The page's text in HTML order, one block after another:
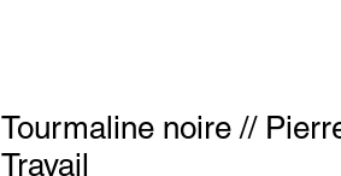
Tourmaline noire //
Travail